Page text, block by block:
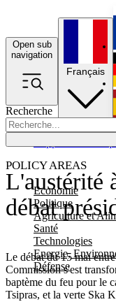
Open sub
navigation
Recherche
POLICY AREAS
Economie
Politique
Agriculture et
Santé
Technologies
Energie,
Défense
Français
L'austérité
débat
Le débat du 15 mai
Commission s'est
baptème du feu pour le
Tsipras, et la verte Ska